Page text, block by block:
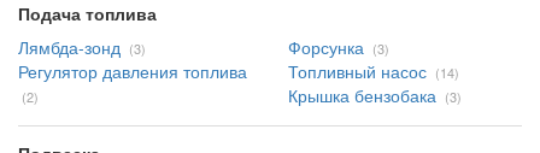
Подача топлива
Лямбда-зонд (3) Форсунка (3)
Регулятор давления топлива
(2)
Топливный насос (14)
Крышка бензобака (3)